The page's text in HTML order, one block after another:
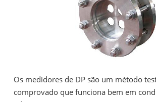
Os medidores de DP são um método
comprovado que funciona bem em